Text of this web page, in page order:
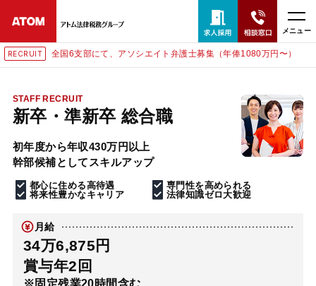
メニュー
6支部にて、アソシエイト弁護士募集（年俸1080万円〜） RECRUIT
STAFF RECRUIT
新卒・準新卒 総合職
初年度から年収430万円以上
幹部候補としてスキルアップ
都心に住める高待遇
専門性を高められる
将来性豊かなキャリア
法律知識ゼロ大歓迎
月給
34万6,875円
賞与年2回
※固定残業20時間含む
24時間365日全国対応
無料相談窓口はこちら
電話・LINE・メールで相談予約受付中
ホーム
解決実績